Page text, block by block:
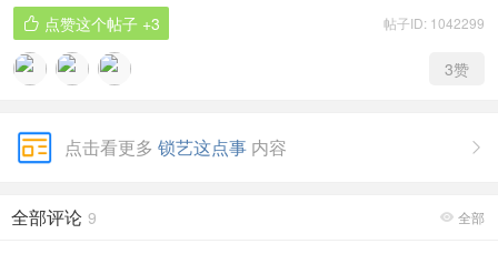
帖子ID: 1042299
 点赞这个帖子 +3
3赞

点击看更多 锁艺这点事 内容
 全部
全部评论 9